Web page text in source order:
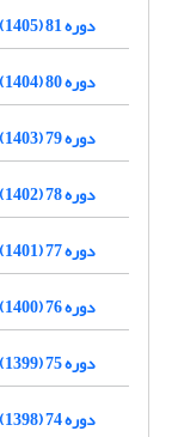
دوره 81 (1405)
دوره 80 (1404)
دوره 79 (1403)
دوره 78 (1402)
دوره 77 (1401)
دوره 76 (1400)
دوره 75 (1399)
دوره 74 (1398)